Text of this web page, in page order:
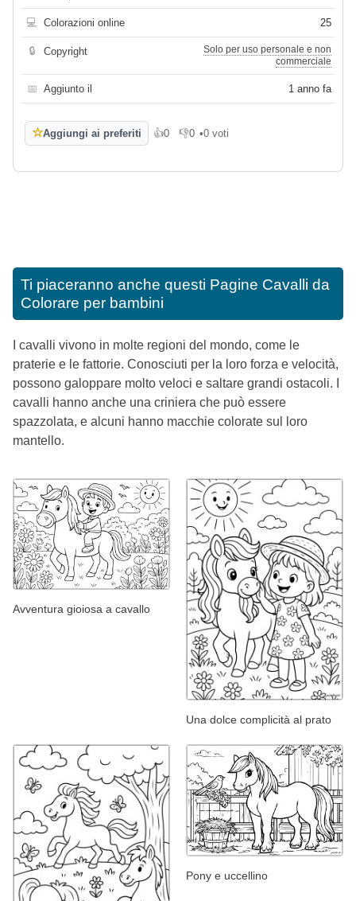
💻 Colorazioni online 25
🔒 Copyright
Solo per uso personale e non
commerciale
📅 Aggiunto il 1 anno fa
☆Aggiungi ai preferiti 👍0
Mi piace
👎0
Non mi piace
•0 voti
Ti piaceranno anche questi Pagine Cavalli da
Colorare per bambini
I cavalli vivono in molte regioni del mondo, come le
praterie e le fattorie. Conosciuti per la loro forza e velocità,
possono galoppare molto veloci e saltare grandi ostacoli. I
cavalli hanno anche una criniera che può essere
spazzolata, e alcuni hanno macchie colorate sul loro
mantello.
Avventura gioiosa a cavallo
Una dolce complicità al prato
Pony e uccellino